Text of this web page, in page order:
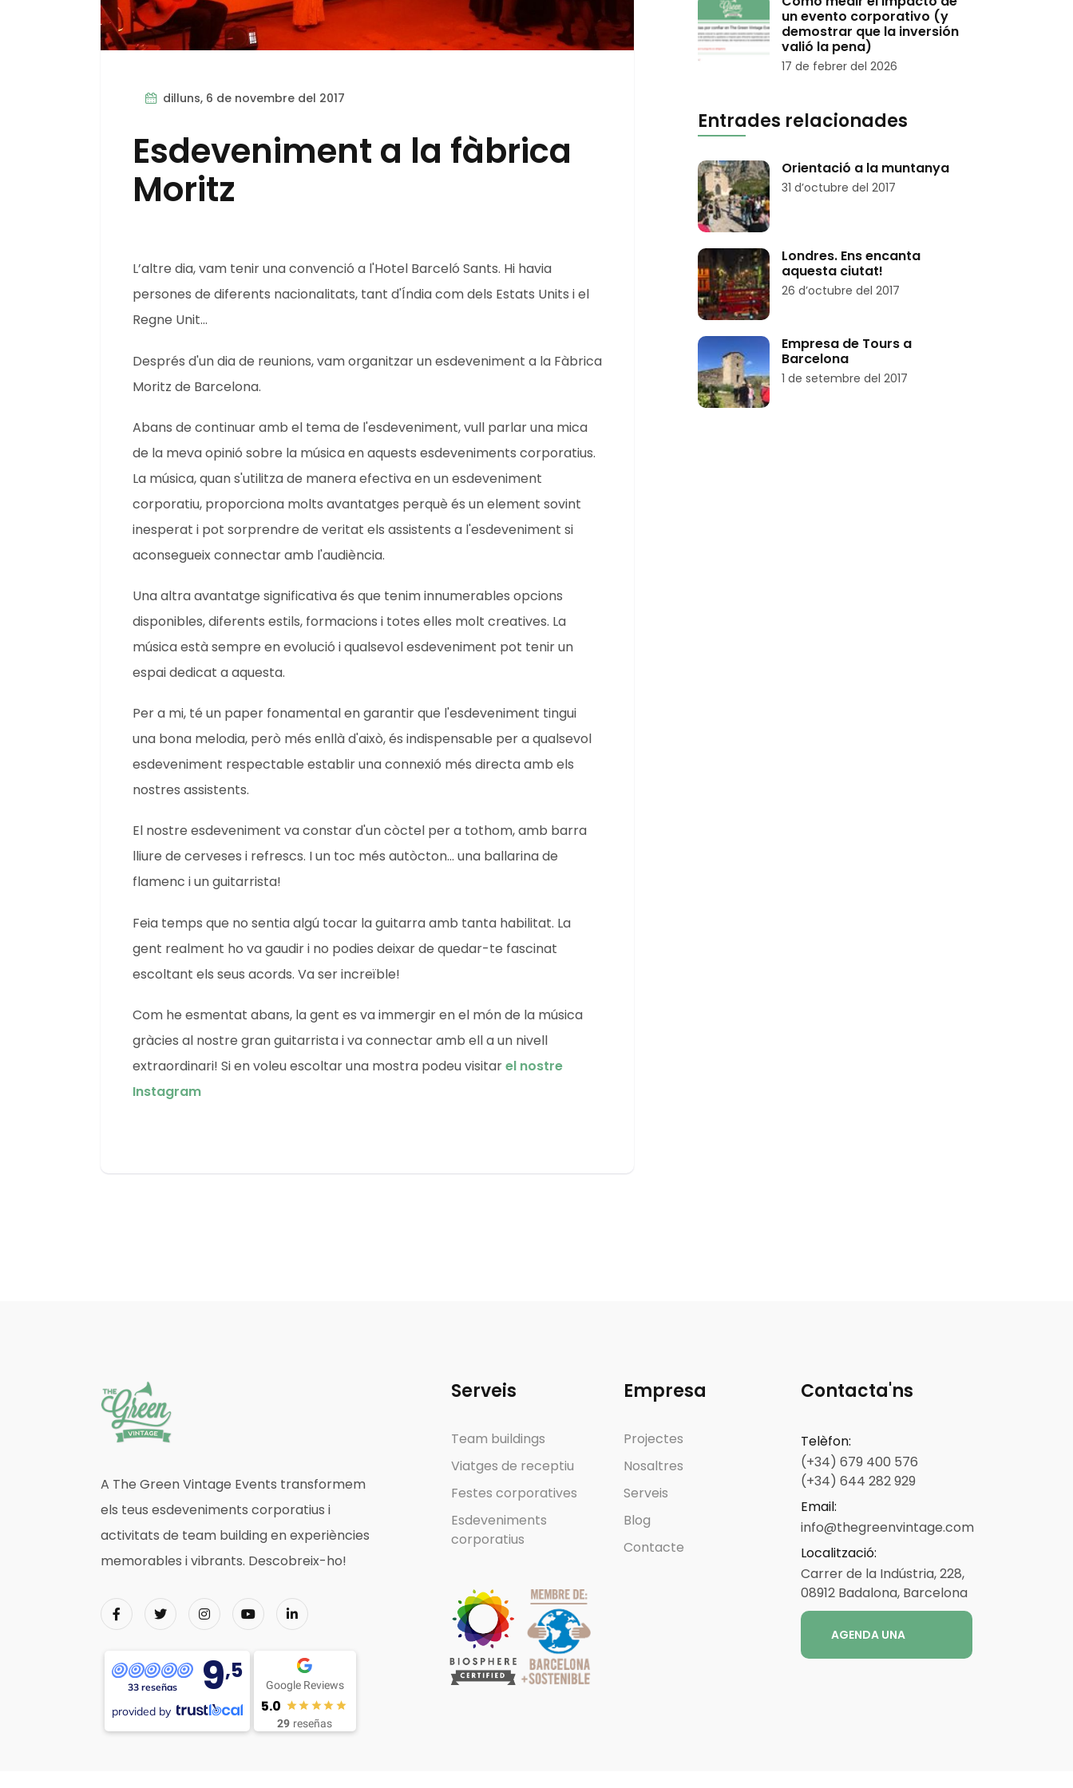
dilluns, 6 de novembre del 2017
Esdeveniment a la fàbrica
Moritz
L’altre dia, vam tenir una convenció a l'Hotel Barceló Sants. Hi havia
persones de diferents nacionalitats, tant d'Índia com dels Estats Units i el
Regne Unit…
Després d'un dia de reunions, vam organitzar un esdeveniment a la Fàbrica
Moritz de Barcelona.
Abans de continuar amb el tema de l'esdeveniment, vull parlar una mica
de la meva opinió sobre la música en aquests esdeveniments corporatius.
La música, quan s'utilitza de manera efectiva en un esdeveniment
corporatiu, proporciona molts avantatges perquè és un element sovint
inesperat i pot sorprendre de veritat els assistents a l'esdeveniment si
aconsegueix connectar amb l'audiència.
Una altra avantatge significativa és que tenim innumerables opcions
disponibles, diferents estils, formacions i totes elles molt creatives. La
música està sempre en evolució i qualsevol esdeveniment pot tenir un
espai dedicat a aquesta.
Per a mi, té un paper fonamental en garantir que l'esdeveniment tingui
una bona melodia, però més enllà d'això, és indispensable per a qualsevol
esdeveniment respectable establir una connexió més directa amb els
nostres assistents.
El nostre esdeveniment va constar d'un còctel per a tothom, amb barra
lliure de cerveses i refrescs. I un toc més autòcton... una ballarina de
flamenc i un guitarrista!
Feia temps que no sentia algú tocar la guitarra amb tanta habilitat. La
gent realment ho va gaudir i no podies deixar de quedar-te fascinat
escoltant els seus acords. Va ser increïble!
Com he esmentat abans, la gent es va immergir en el món de la música
gràcies al nostre gran guitarrista i va connectar amb ell a un nivell
extraordinari! Si en voleu escoltar una mostra podeu visitarel nostre
Instagram
un evento corporativo (y
demostrar que la inversión
valió la pena)
17 de febrer del 2026
Entrades relacionades
Orientació a la muntanya
31 d’octubre del 2017
Londres. Ens encanta
aquesta ciutat!
26 d’octubre del 2017
Empresa de Tours a
Barcelona
1 de setembre del 2017
A The Green Vintage Events transformem
els teus esdeveniments corporatius i
activitats de team building en experiències
memorables i vibrants. Descobreix-ho!
33 reseñas 9,5
provided by
Google Reviews
5.0
29 reseñas
Serveis
Team buildings
Viatges de receptiu
Festes corporatives
Esdeveniments
corporatius
Empresa
Projectes
Nosaltres
Serveis
Blog
Contacte
Contacta'ns
Telèfon:
(+34) 679 400 576
(+34) 644 282 929
Email:
info@thegreenvintage.com
Localització:
Carrer de la Indústria, 228,
08912 Badalona, Barcelona
AGENDA UNA